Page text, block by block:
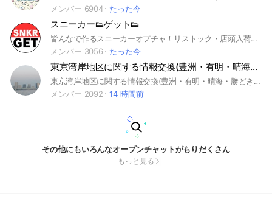
メンバー 6904
たった今
スニーカー👟ゲット👟
皆んなで作るスニーカーオプチャ！リストック・店頭入荷速報・並び情報・ゲット速報・WEB販売・販売予定・予約情報・店舗オープン・今日のスニーカーなど、ファッション関連の話しも可とし、スニーカー関連の話で盛り上がってます。NIKE SNKRS（限定オファー・スニパス・スタッシュ・justdrop・ナイキ入荷情報）※禁止事項→転売関連、プレ値付きますか等の質問、売り買い、人の中傷、不快に感じる投稿は強制退会の対象となります。スニーカー👟ゲット👟参加後に、必ず規約を読んで下さい☆sneaker👟get👟
メンバー 3056
たった今
東京湾岸地区に関する情報交換(豊洲・有明・晴海・勝どき・月島・東雲)
東京湾岸地区に関する情報交換(豊洲・有明・晴海・勝どき・月島・東雲)をしましょう。 ご参加頂いた場合、ノートにある 「当オープンチャットの運用に関して」ご確認をお願いいたします
メンバー 2092
14 時間前
その他にもいろんなオープンチャットがもりだくさん
もっと見る